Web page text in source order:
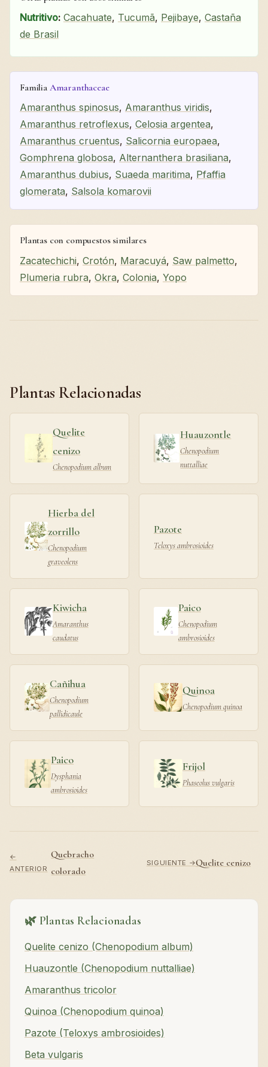
Nutritivo: Cacahuate, Tucumã, Pejibaye, Castaña
de Brasil
Familia Amaranthaceae
Amaranthus spinosus, Amaranthus viridis,
Amaranthus retroflexus, Celosia argentea,
Amaranthus cruentus, Salicornia europaea,
Gomphrena globosa, Alternanthera brasiliana,
Amaranthus dubius, Suaeda maritima, Pfaffia
glomerata, Salsola komarovii
Plantas con compuestos similares
Zacatechichi, Crotón, Maracuyá, Saw palmetto,
Plumeria rubra, Okra, Colonia, Yopo
Plantas Relacionadas
Quelite
cenizo
Chenopodium album
Huauzontle
Chenopodium
nuttalliae
Hierba del
zorrillo
Chenopodium
graveolens
Pazote
Teloxys ambrosioides
Kiwicha
Amaranthus
caudatus
Paico
Chenopodium
ambrosioides
Cañihua
Chenopodium
pallidicaule
Quinoa
Chenopodium quinoa
Paico
Dysphania
ambrosioides
Frijol
Phaseolus vulgaris
←
ANTERIOR
Quebracho
colorado
SIGUIENTE →Quelite cenizo
🌿 Plantas Relacionadas
Quelite cenizo (Chenopodium album)
Huauzontle (Chenopodium nuttalliae)
Amaranthus tricolor
Quinoa (Chenopodium quinoa)
Pazote (Teloxys ambrosioides)
Beta vulgaris